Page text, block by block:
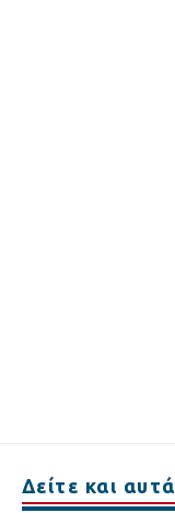
Δείτε και αυτά